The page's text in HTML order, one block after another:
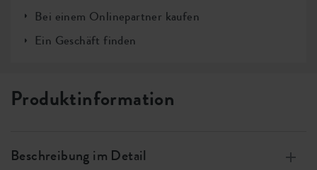
Bei einem Onlinepartner kaufen
Ein Geschäft finden
Produktinformation
Beschreibung im Detail